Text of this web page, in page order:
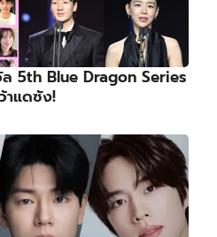
ล 5th Blue Dragon Series
แดซัง!